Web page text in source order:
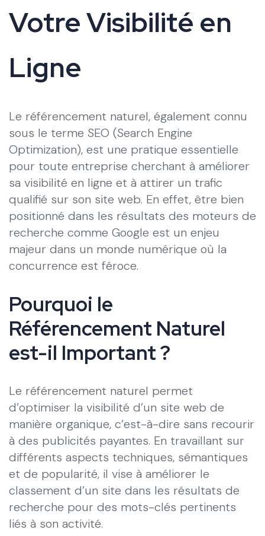
Votre Visibilité en
Ligne
Le référencement naturel, également connu
sous le terme SEO (Search Engine
Optimization), est une pratique essentielle
pour toute entreprise cherchant à améliorer
sa visibilité en ligne et à attirer un trafic
qualifié sur son site web. En effet, être bien
positionné dans les résultats des moteurs de
recherche comme Google est un enjeu
majeur dans un monde numérique où la
concurrence est féroce.
Pourquoi le
Référencement Naturel
est-il Important ?
Le référencement naturel permet
d’optimiser la visibilité d’un site web de
manière organique, c’est-à-dire sans recourir
à des publicités payantes. En travaillant sur
différents aspects techniques, sémantiques
et de popularité, il vise à améliorer le
classement d’un site dans les résultats de
recherche pour des mots-clés pertinents
liés à son activité.